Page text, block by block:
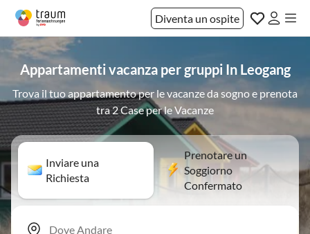
Diventa un ospite
Appartamenti vacanza per gruppi In Leogang
Trova il tuo appartamento per le vacanze da sogno e prenota
tra 2 Case per le Vacanze
Inviare una
Richiesta
Prenotare un
Soggiorno
Confermato